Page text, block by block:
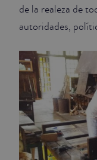
de la realeza de
autoridades,